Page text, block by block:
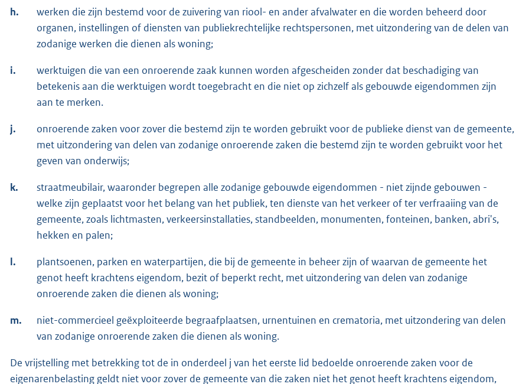
h.
werken die zijn bestemd voor de zuivering van riool- en ander afvalwater en die worden beheerd door
organen, instellingen of diensten van publiekrechtelijke rechtspersonen, met uitzondering van de delen van
zodanige werken die dienen als woning;
i.
werktuigen die van een onroerende zaak kunnen worden afgescheiden zonder dat beschadiging van
betekenis aan die werktuigen wordt toegebracht en die niet op zichzelf als gebouwde eigendommen zijn
aan te merken.
j.
onroerende zaken voor zover die bestemd zijn te worden gebruikt voor de publieke dienst van de gemeente,
met uitzondering van delen van zodanige onroerende zaken die bestemd zijn te worden gebruikt voor het
geven van onderwijs;
k.
straatmeubilair, waaronder begrepen alle zodanige gebouwde eigendommen - niet zijnde gebouwen -
welke zijn geplaatst voor het belang van het publiek, ten dienste van het verkeer of ter verfraaiing van de
gemeente, zoals lichtmasten, verkeersinstallaties, standbeelden, monumenten, fonteinen, banken, abri's,
hekken en palen;
l.
plantsoenen, parken en waterpartijen, die bij de gemeente in beheer zijn of waarvan de gemeente het
genot heeft krachtens eigendom, bezit of beperkt recht, met uitzondering van delen van zodanige
onroerende zaken die dienen als woning;
m.
niet-commercieel geëxploiteerde begraafplaatsen, urnentuinen en crematoria, met uitzondering van delen
van zodanige onroerende zaken die dienen als woning.
De vrijstelling met betrekking tot de in onderdeel j van het eerste lid bedoelde onroerende zaken voor de
eigenarenbelasting geldt niet voor zover de gemeente van die zaken niet het genot heeft krachtens eigendom,